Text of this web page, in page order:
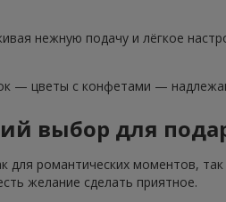
нежную подачу и лёгкое
— цветы с конфетами —
выбор для
романтических моментов, так
желание сделать приятное.